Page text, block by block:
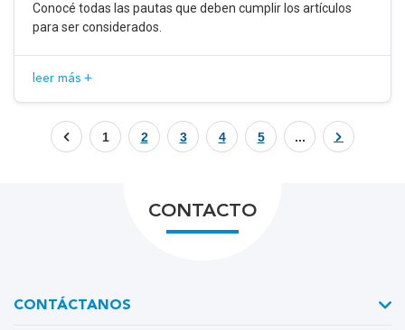
Conocé todas las pautas que deben cumplir los artículos
para ser considerados.
leer más +
1 2 3 4 5 ...
CONTACTO
CONTÁCTANOS